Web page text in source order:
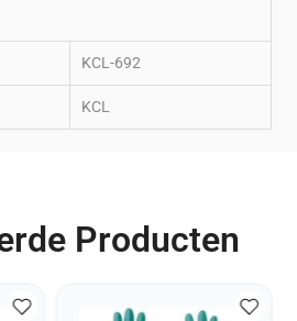
KCL-692
KCL
Producten